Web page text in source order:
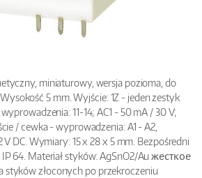
miniaturowy, wersja pozioma, do
5 mm. Wyjście: 1Z - jeden zestyk
11-14; AC1 - 50 mA / 30 V;
/ cewka - wyprowadzenia: A1 - A2,
V DC. Wymiary: 15 x 28 x 5 mm. Bezpośredni
64. Materiał styków: AgSnO2/Au жесткое
styków złoconych po przekroczeniu